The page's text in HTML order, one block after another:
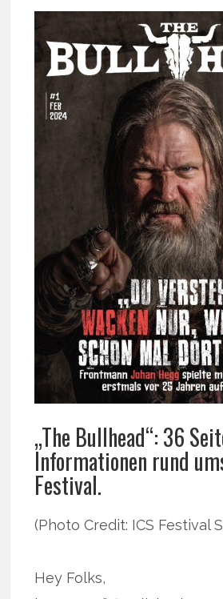
„The Bullhead“: 36
Informationen rund
Festival.
(Photo Credit: ICS Festival
Hey Folks,